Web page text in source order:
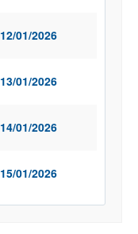
12/01/2026
13/01/2026
14/01/2026
15/01/2026